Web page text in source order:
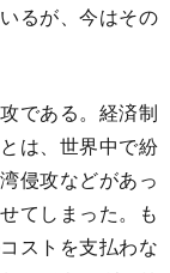
るが、今はその
である。経済制
は、世界中で紛
侵攻などがあっ
てしまった。も
ストを支払わな